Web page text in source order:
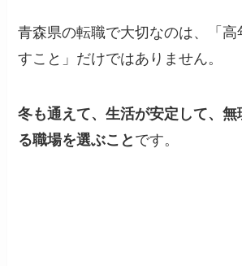
青森県の転職で大切なのは、「高
すこと」だけではありません。
冬も通えて、生活が安定して、
る職場を選ぶこと です。